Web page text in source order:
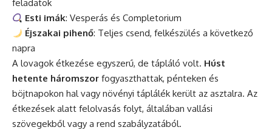
feladatok
Esti imák: Vesperás és Completorium
Éjszakai pihenő: Teljes csend, felkészülés a következő
napra
A lovagok étkezése egyszerű, de tápláló volt. Húst
hetente háromszor fogyaszthattak, pénteken és
böjtnapokon hal vagy növényi táplálék került az asztalra. Az
étkezések alatt felolvasás folyt, általában vallási
szövegekből vagy a rend szabályzatából.